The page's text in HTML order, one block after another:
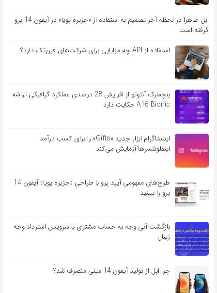
اپل ظاهرا در لحظه آخر تصمیم به استفاده از «جزیره پویا» در آیفون 14 پرو
گرفته است
استفاده از API چه مزایایی برای شرکت‌های فین‌تک دارد؟
بنچمارک آنتوتو از افزایش 28 درصدی عملکرد گرافیکی تراشه
A16 Bionic حکایت دارد
اینستاگرام ابزار جدید «Gifts» را برای کسب درآمد
اینفلوئنسرها آزمایش می‌کند
طرح‌های مفهومی آیپد پرو با طراحی «جزیره پویا» آیفون 14
پرو را ببینید
بازگشت آنی وجه به حساب مشتری با سرویس استرداد وجه
زیبال
چرا اپل از تولید آیفون 14 مینی منصرف شد؟